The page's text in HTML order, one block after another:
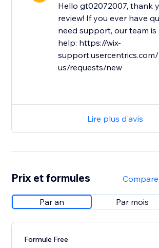
Hello gt02072007, thank
review! If you ever have
need support, our team is
help: https://wix-
us/requests/new
Lire plus d'avis
Prix et formules
Par an Par mois
Formule Free